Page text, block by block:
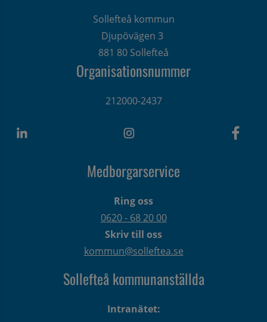
Sollefteå kommun
Djupövägen 3
881 80 Sollefteå
Organisationsnummer
212000-2437
Medborgarservice
Ring oss
0620 - 68 20 00
Skriv till oss
kommun@solleftea.se
Sollefteå kommunanställda
Intranätet: